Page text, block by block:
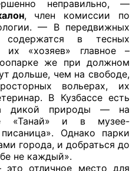
КО
неправильно, —
, член комиссии по
— В передвижных
содержатся в тесных
«хозяев» главное –
же при должном
дольше, чем на свободе,
вольерах, их
В Кузбассе есть
дикой природы — на
«Танай» и в музее-
Однако парки
города, и добраться до
не каждый».
место для